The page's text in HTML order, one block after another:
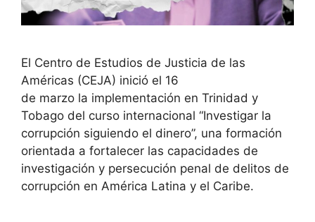
El Centro de Estudios de Justicia de las
Américas (CEJA) inició el 16
de marzo la implementación en Trinidad y
Tobago del curso internacional “Investigar la
corrupción siguiendo el dinero”, una formación
orientada a fortalecer las capacidades de
investigación y persecución penal de delitos de
corrupción en América Latina y el Caribe.